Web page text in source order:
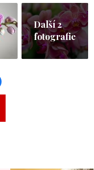
Další 2
fotografie